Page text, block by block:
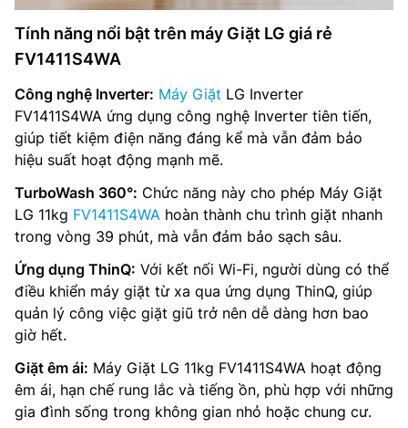
Tính năng nổi bật trên máy Giặt LG giá rẻ
FV1411S4WA
Công nghệ Inverter: Máy Giặt LG Inverter
FV1411S4WA ứng dụng công nghệ Inverter tiên tiến,
giúp tiết kiệm điện năng đáng kể mà vẫn đảm bảo
hiệu suất hoạt động mạnh mẽ.
TurboWash 360°: Chức năng này cho phép Máy Giặt
LG 11kg FV1411S4WA hoàn thành chu trình giặt nhanh
trong vòng 39 phút, mà vẫn đảm bảo sạch sâu.
Ứng dụng ThinQ: Với kết nối Wi-Fi, người dùng có thể
điều khiển máy giặt từ xa qua ứng dụng ThinQ, giúp
quản lý công việc giặt giũ trở nên dễ dàng hơn bao
giờ hết.
Giặt êm ái: Máy Giặt LG 11kg FV1411S4WA hoạt động
êm ái, hạn chế rung lắc và tiếng ồn, phù hợp với những
gia đình sống trong không gian nhỏ hoặc chung cư.